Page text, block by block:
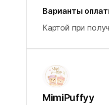
Варианты
Картой при
MimiPuffyy